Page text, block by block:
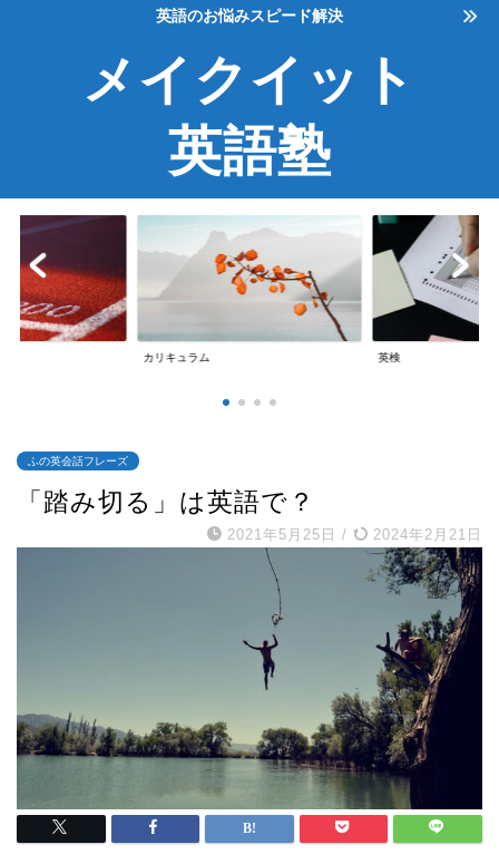
英語のお悩みスピード解決
メイクイット
英語塾
英検 英会話
ふの英会話フレーズ
「踏み切る」は英語で？
2021年5月25日 / 2024年2月21日